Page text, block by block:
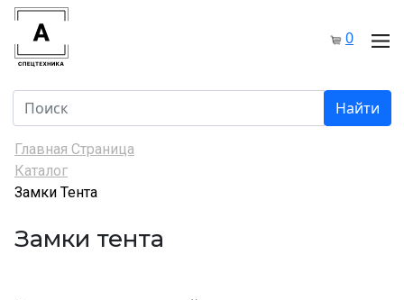
Найти
0
Главная Страница
Каталог
Замки Тента
Замки тента